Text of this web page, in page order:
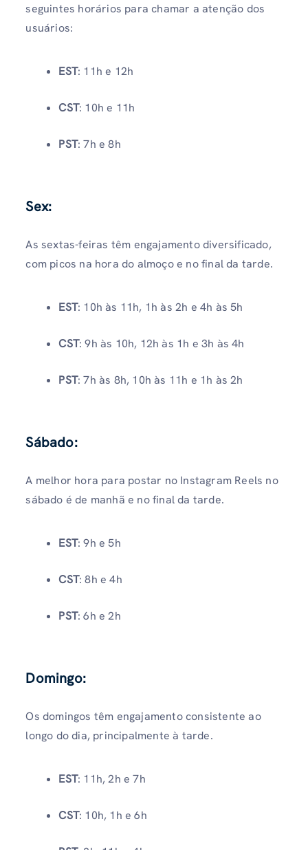
seguintes horários para chamar a atenção dos
usuários:
EST: 11h e 12h
CST: 10h e 11h
PST: 7h e 8h
Sex:
As sextas-feiras têm engajamento diversificado,
com picos na hora do almoço e no final da tarde.
EST: 10h às 11h, 1h às 2h e 4h às 5h
CST: 9h às 10h, 12h às 1h e 3h às 4h
PST: 7h às 8h, 10h às 11h e 1h às 2h
Sábado:
A melhor hora para postar no Instagram Reels no
sábado é de manhã e no final da tarde.
EST: 9h e 5h
CST: 8h e 4h
PST: 6h e 2h
Domingo:
Os domingos têm engajamento consistente ao
longo do dia, principalmente à tarde.
EST: 11h, 2h e 7h
CST: 10h, 1h e 6h